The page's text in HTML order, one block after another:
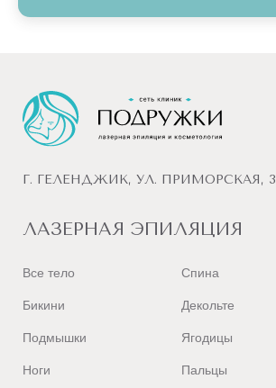
Г. ГЕЛЕНДЖИК, УЛ. ПРИМОРСКАЯ, 3
ЛАЗЕРНАЯ ЭПИЛЯЦИЯ
Все тело
Бикини
Подмышки
Ноги
Спина
Декольте
Ягодицы
Пальцы